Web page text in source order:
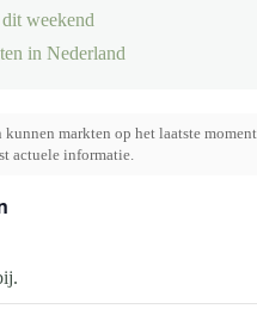
weekend
in Nederland
markten op het laatste
actuele informatie.